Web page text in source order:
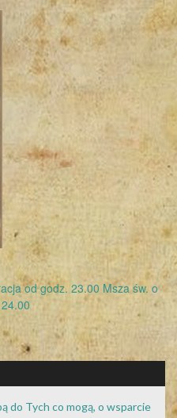
od godz. 23.00 Msza św. o
do Tych co mogą, o wsparcie